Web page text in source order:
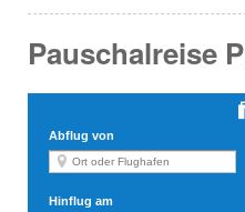
Pauschalreise